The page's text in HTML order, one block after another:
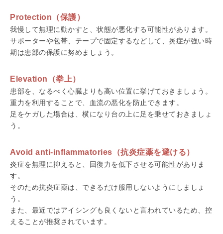
Protection（保護）
我慢して無理に動かすと、状態が悪化する可能性があります。
サポーターや包帯、テープで固定するなどして、炎症が強い時
期は患部の保護に努めましょう。
Elevation（拳上）
患部を、なるべく心臓よりも高い位置に挙げておきましょう。
重力を利用することで、血流の悪化を防止できます。
足をケガした場合は、横になり台の上に足を乗せておきましょ
う。
Avoid anti-inflammatories（抗炎症薬を避ける）
炎症を無理に抑えると、回復力を低下させる可能性がありま
す。
そのため抗炎症薬は、できるだけ服用しないようにしましょ
う。
また、最近ではアイシングも良くないと言われているため、控
えることが推奨されています。